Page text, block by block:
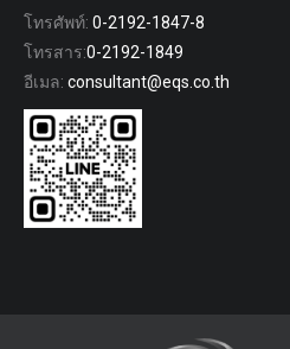
โทรศัพท์: 0-2192-1847-8
โทรสาร:0-2192-1849
อีเมล: consultant@eqs.co.th